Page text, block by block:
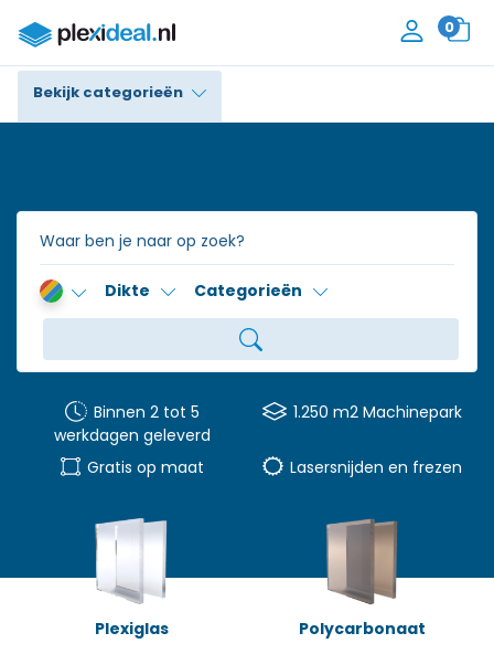
0
Bekijk categorieën
Trespa® / HPL
Alupanel / Dibond®
Accessoires
Dikte Categorieën
Binnen 2 tot 5
werkdagen geleverd
1.250 m2 Machinepark
Gratis op maat Lasersnijden en frezen
Plexiglas Polycarbonaat